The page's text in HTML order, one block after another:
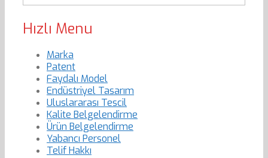
Hızlı Menu
Marka
Patent
Faydalı Model
Endüstriyel Tasarım
Uluslararası Tescil
Kalite Belgelendirme
Ürün Belgelendirme
Yabancı Personel
Telif Hakkı